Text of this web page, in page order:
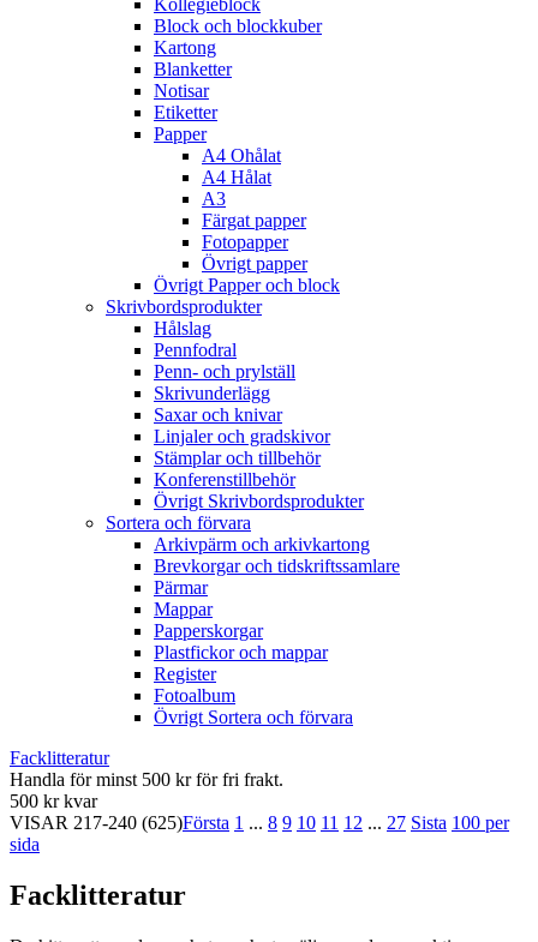
Kollegieblock
Block och blockkuber
Kartong
Blanketter
Notisar
Etiketter
Papper
A4 Ohålat
A4 Hålat
A3
Färgat papper
Fotopapper
Övrigt papper
Övrigt Papper och block
Skrivbordsprodukter
Hålslag
Pennfodral
Penn- och prylställ
Skrivunderlägg
Saxar och knivar
Linjaler och gradskivor
Stämplar och tillbehör
Konferenstillbehör
Övrigt Skrivbordsprodukter
Sortera och förvara
Arkivpärm och arkivkartong
Brevkorgar och tidskriftssamlare
Pärmar
Mappar
Papperskorgar
Plastfickor och mappar
Register
Fotoalbum
Övrigt Sortera och förvara
Facklitteratur
Handla för minst 500 kr för fri frakt.
500 kr kvar
VISAR 217-240 (625)Första 1 ... 8 9 10 11 12 ... 27 Sista 100 per
sida
Facklitteratur